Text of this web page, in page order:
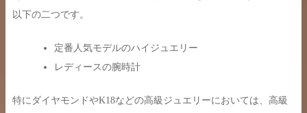
以下の二つです。
定番人気モデルのハイジュエリー
レディースの腕時計
特にダイヤモンドやK18などの高級ジュエリーにおいては、高級